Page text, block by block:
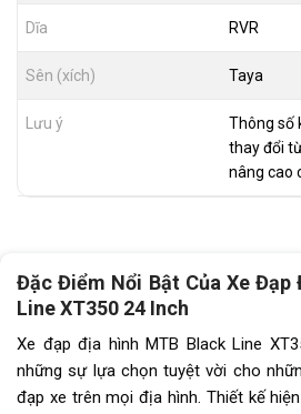
Dĩa RVR
Sên (xích) Taya
Lưu ý
Thông số
thay đổi
nâng cao
Đặc Điểm Nổi Bật Của Xe Đạp
Line XT350 24 Inch
Xe đạp địa hình MTB Black Line
những sự lựa chọn tuyệt vời cho
đạp xe trên mọi địa hình. Thiết kế